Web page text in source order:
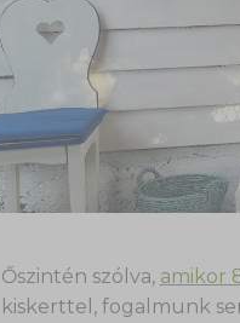
Őszintén szólva, amikor
kiskerttel, fogalmunk